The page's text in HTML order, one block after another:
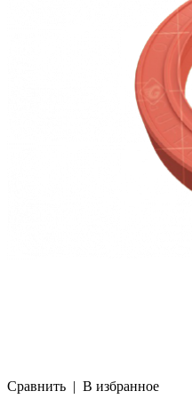
Сравнить | В избранное